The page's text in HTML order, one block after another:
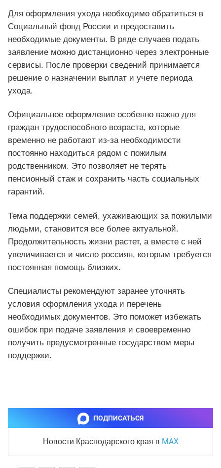
Для оформления ухода необходимо обратиться в
Социальный фонд России и предоставить
необходимые документы. В ряде случаев подать
заявление можно дистанционно через электронные
сервисы. После проверки сведений принимается
решение о назначении выплат и учете периода
ухода.
Официальное оформление особенно важно для
граждан трудоспособного возраста, которые
временно не работают из-за необходимости
постоянно находиться рядом с пожилым
родственником. Это позволяет не терять
пенсионный стаж и сохранить часть социальных
гарантий.
Тема поддержки семей, ухаживающих за пожилыми
людьми, становится все более актуальной.
Продолжительность жизни растет, а вместе с ней
увеличивается и число россиян, которым требуется
постоянная помощь близких.
Специалисты рекомендуют заранее уточнять
условия оформления ухода и перечень
необходимых документов. Это поможет избежать
ошибок при подаче заявления и своевременно
получить предусмотренные государством меры
поддержки.
ПОДПИСАТЬСЯ
Новости Краснодарского края в MAX